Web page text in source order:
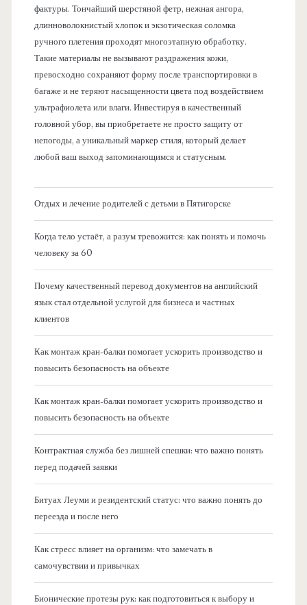
фактуры. Тончайший шерстяной фетр, нежная ангора,
длинноволокнистый хлопок и экзотическая соломка
ручного плетения проходят многоэтапную обработку.
Такие материалы не вызывают раздражения кожи,
превосходно сохраняют форму после транспортировки в
багаже и не теряют насыщенности цвета под воздействием
ультрафиолета или влаги. Инвестируя в качественный
головной убор, вы приобретаете не просто защиту от
непогоды, а уникальный маркер стиля, который делает
любой ваш выход запоминающимся и статусным.
Отдых и лечение родителей с детьми в Пятигорске
Когда тело устаёт, а разум тревожится: как понять и помочь
человеку за 60
Почему качественный перевод документов на английский
язык стал отдельной услугой для бизнеса и частных
клиентов
Как монтаж кран-балки помогает ускорить производство и
повысить безопасность на объекте
Как монтаж кран-балки помогает ускорить производство и
повысить безопасность на объекте
Контрактная служба без лишней спешки: что важно понять
перед подачей заявки
Битуах Леуми и резидентский статус: что важно понять до
переезда и после него
Как стресс влияет на организм: что замечать в
самочувствии и привычках
Бионические протезы рук: как подготовиться к выбору и